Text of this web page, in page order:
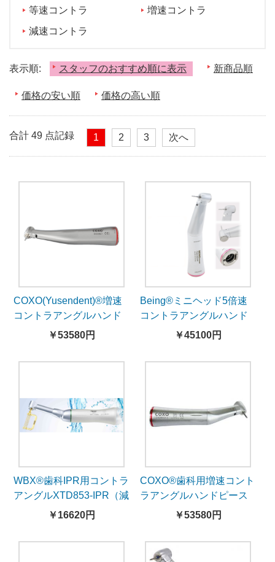
等速コントラ
増速コントラ
減速コントラ
表示順: スタッフのおすすめ順に表示 新商品順
価格の安い順 価格の高い順
合計 49 点記録 1 2 3 次へ
COXO(Yusendent)®増速
コントラアングルハンド
ピースCX235C7-4（5倍
付）
￥53580円
Being®ミニヘッド5倍速
コントラアングルハンド
ピースRose203Z15-
￥45100円
WBX®歯科IPR用コントラ
アングルXTD853-IPR（減
速4:1・16:1、上下垂直往
￥16620円
COXO®歯科用増速コント
ラアングルハンドピース
CX235C7-5（5倍速、ラ
￥53580円